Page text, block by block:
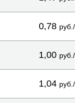
0,78
1,00
1,04